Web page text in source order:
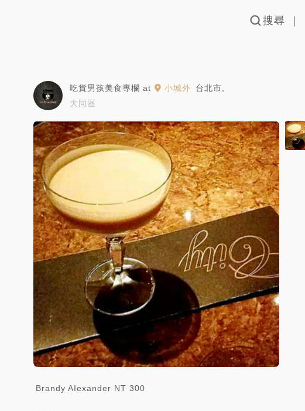
搜尋
吃貨男孩美食專欄 at 小城外 台北市
大同區
Brandy AIexander NT 300